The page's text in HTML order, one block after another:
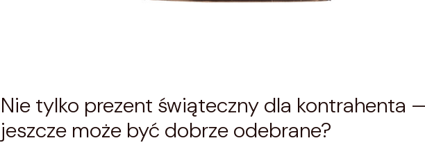
Nie tylko prezent świąteczny dla kontrahenta
jeszcze może być dobrze odebrane?